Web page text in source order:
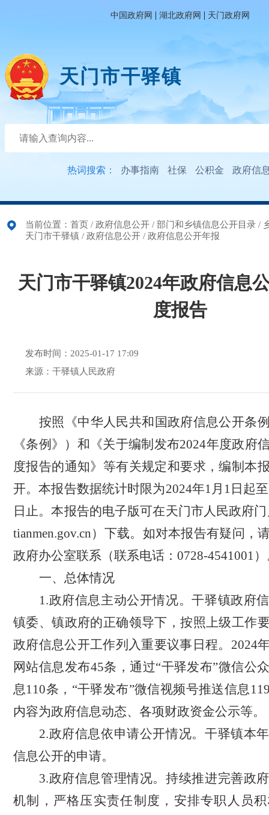
中国政府网 | 湖北政府网 | 天门政府网
天门市干驿镇
热词搜索： 办事指南 社保 公积金 政府信
当前位置： 首页 / 政府信息公开 / 部门和乡镇信息公开目录 /
天门市干驿镇 / 政府信息公开 / 政府信息公开年报
天门市干驿镇2024年政府信息
度报告
发布时间：2025-01-17 17:09
来源：干驿镇人民政府
按照《中华人民共和国政府信息公开条
《条例》）和《关于编制发布2024年度政府
度报告的通知》等有关规定和要求，编制本
开。本报告数据统计时限为2024年1月1日起
日止。本报告的电子版可在天门市人民政府
tianmen.gov.cn）下载。如对本报告有疑问，
政府办公室联系（联系电话：0728-4541001）
一、总体情况
1.政府信息主动公开情况。干驿镇政府
镇委、镇政府的正确领导下，按照上级工作
政府信息公开工作列入重要议事日程。 2024
网站信息发布45条 ，通过“干驿发布”微信公
息110条，“干驿发布”微信视频号推送信息
内容为政府信息动态、各项财政资金公示等。
2.政府信息依申请公开情况。 干驿镇本
信息公开的申请。
3.政府信息管理情况。持续推进完善政
机制， 严格压实责任制度， 安排专职人员